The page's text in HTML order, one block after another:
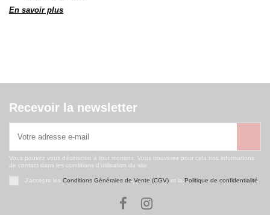
En savoir plus
Recevoir la newsletter
Vous pouvez vous désinscrire à tout moment. Vous trouverez pour cela nos informations
de contact dans les conditions d'utilisation du site.
J'accepte les Conditions Générales de Vente (CGV)et la Politique de confidentialité